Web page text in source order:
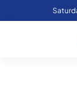
to